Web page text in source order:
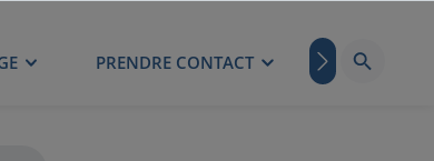
PRENDRE CONTACT BLOG